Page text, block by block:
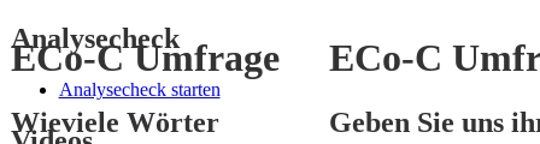
ECo-C Umfrage
Wieviele Wörter
ECo-C
Geben Sie uns
Analysecheck
Analysecheck starten